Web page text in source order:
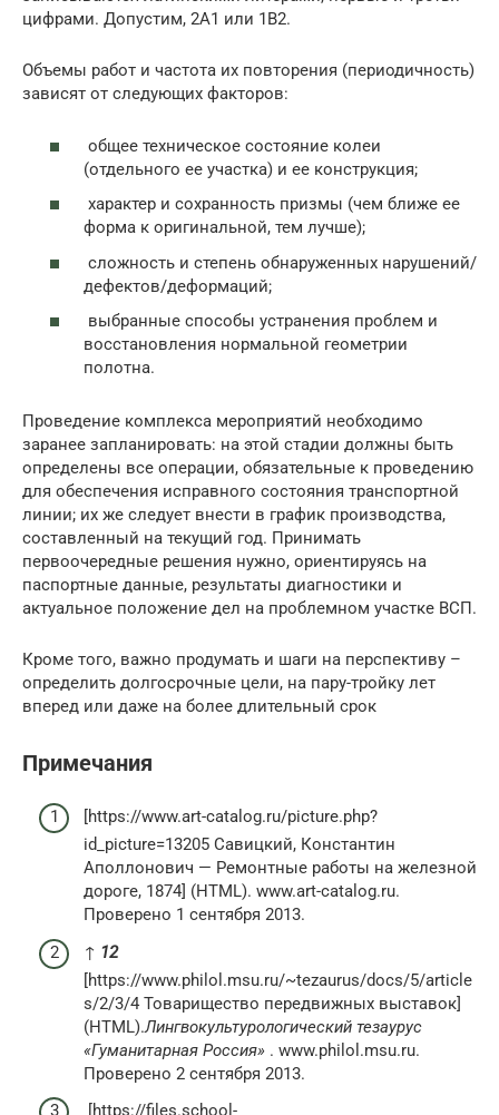
цифрами. Допустим, 2А1 или 1В2.
Объемы работ и частота их повторения (периодичность)
зависят от следующих факторов:
общее техническое состояние колеи
(отдельного ее участка) и ее конструкция;
характер и сохранность призмы (чем ближе ее
форма к оригинальной, тем лучше);
сложность и степень обнаруженных нарушений/
дефектов/деформаций;
выбранные способы устранения проблем и
восстановления нормальной геометрии
полотна.
Проведение комплекса мероприятий необходимо
заранее запланировать: на этой стадии должны быть
определены все операции, обязательные к проведению
для обеспечения исправного состояния транспортной
линии; их же следует внести в график производства,
составленный на текущий год. Принимать
первоочередные решения нужно, ориентируясь на
паспортные данные, результаты диагностики и
актуальное положение дел на проблемном участке ВСП.
Кроме того, важно продумать и шаги на перспективу –
определить долгосрочные цели, на пару-тройку лет
вперед или даже на более длительный срок
Примечания
[https://www.art-catalog.ru/picture.php?
id_picture=13205 Савицкий, Константин
Аполлонович — Ремонтные работы на железной
дороге, 1874] (HTML). www.art-catalog.ru.
Проверено 1 сентября 2013.
↑ 12
[https://www.philol.msu.ru/~tezaurus/docs/5/article
s/2/3/4 Товарищество передвижных выставок]
(HTML).Лингвокультурологический тезаурус
«Гуманитарная Россия» . www.philol.msu.ru.
Проверено 2 сентября 2013.
[https://files.school-